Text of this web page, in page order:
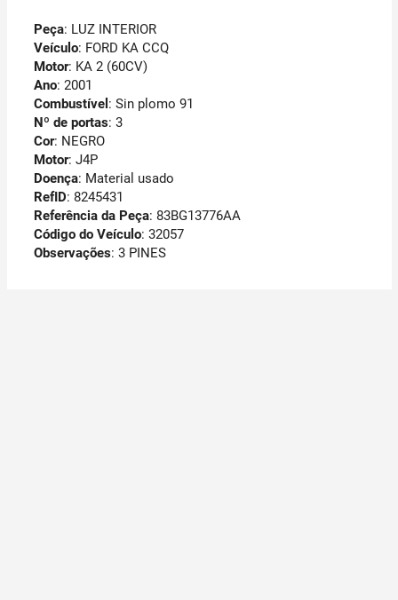
Peça: LUZ INTERIOR
Veículo: FORD KA CCQ
Motor: KA 2 (60CV)
Ano: 2001
Combustível : Sin plomo 91
Nº de portas: 3
Cor: NEGRO
Motor: J4P
Doença: Material usado
RefID: 8245431
Referência da Peça: 83BG13776AA
Código do Veículo: 32057
Observações: 3 PINES